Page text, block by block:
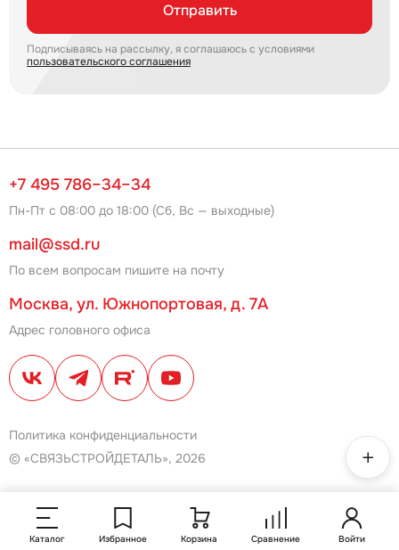
Войти
Избранное Сравнение
Корзина
Каталог
Отправить
Подписываясь на рассылку, я соглашаюсь с условиями
пользовательского соглашения
+7 495 786–34–34
Пн-Пт с 08:00 до 18:00 (Сб, Вс — выходные)
mail@ssd.ru
По всем вопросам пишите на почту
Москва, ул. Южнопортовая, д. 7А
Адрес головного офиса
Политика конфиденциальности
© «СВЯЗЬСТРОЙДЕТАЛЬ», 2026